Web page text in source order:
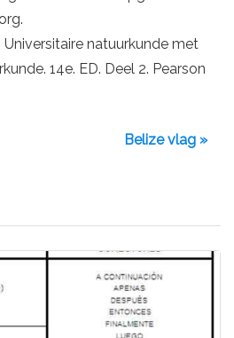
Universitaire natuurkunde met
14e. ED. Deel 2. Pearson
Belize vlag »